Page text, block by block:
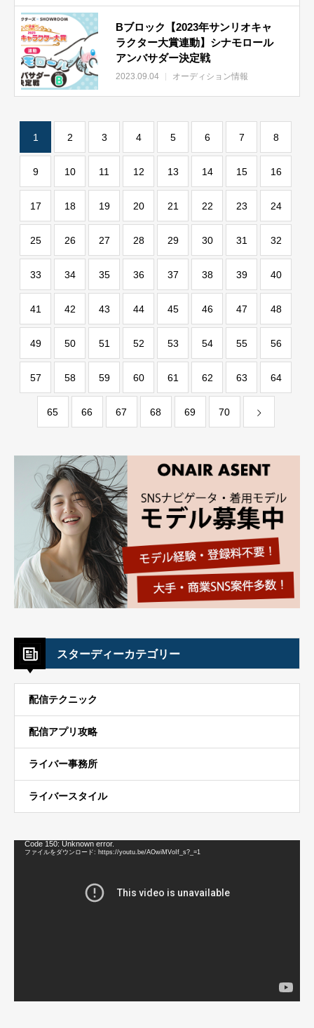
Bブロック【2023年サンリオキャ
ラクター大賞連動】シナモロール
アンバサダー決定戦
2023.09.04 オーディション情報
1 2 3 4 5 6 7 8
9 10 11 12 13 14 15 16
17 18 19 20 21 22 23 24
25 26 27 28 29 30 31 32
33 34 35 36 37 38 39 40
41 42 43 44 45 46 47 48
49 50 51 52 53 54 55 56
57 58 59 60 61 62 63 64
65 66 67 68 69 70
スターディーカテゴリー
配信テクニック
配信アプリ攻略
ライバー事務所
ライバースタイル
Code 150: Unknown error.
ファイルをダウンロード: https://youtu.be/AOwiMVoIf_s?_=1